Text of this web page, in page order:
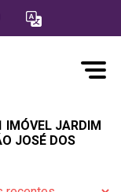
IMÓVEL JARDIM
JOSÉ DOS